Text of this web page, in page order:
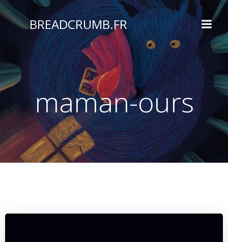
Aller
au
contenu
BREADCRUMB.FR
maman-ours